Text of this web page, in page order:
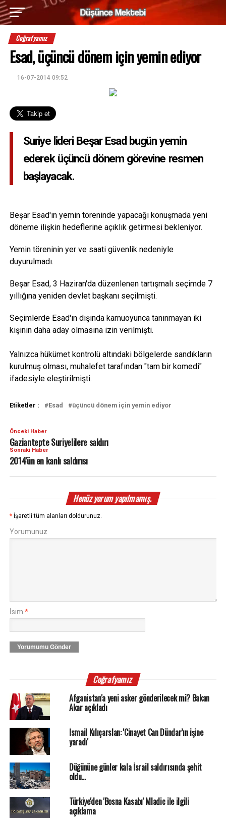
Coğrafyamız
Esad, üçüncü dönem için yemin ediyor
16-07-2014 09:52
Suriye lideri Beşar Esad bugün yemin
ederek üçüncü dönem görevine resmen
başlayacak.
Beşar Esad'ın yemin töreninde yapacağı konuşmada yeni
döneme ilişkin hedeflerine açıklık getirmesi bekleniyor.
Yemin töreninin yer ve saati güvenlik nedeniyle
duyurulmadı.
Beşar Esad, 3 Haziran'da düzenlenen tartışmalı seçimde 7
yıllığına yeniden devlet başkanı seçilmişti.
Seçimlerde Esad'ın dışında kamuoyunca tanınmayan iki
kişinin daha aday olmasına izin verilmişti.
Yalnızca hükümet kontrolü altındaki bölgelerde sandıkların
kurulmuş olması, muhalefet tarafından "tam bir komedi"
ifadesiyle eleştirilmişti.
Etiketler : Esad üçüncü dönem için yemin ediyor
Önceki Haber
Gaziantepte Suriyelilere saldırı
Sonraki Haber
2014'ün en kanlı saldırısı
Henüz yorum yapılmamış.
* İşaretli tüm alanları doldurunuz.
Yorumunuz
İsim *
Yorumumu Gönder
Coğrafyamız
Afganistan'a yeni asker gönderilecek mi? Bakan
Akar açıkladı
İsmail Kılıçarslan: 'Cinayet Can Dündar’ın işine
yaradı'
Düğününe günler kala İsrail saldırısında şehit
oldu...
Türkiye'den 'Bosna Kasabı' Mladic ile ilgili
açıklama